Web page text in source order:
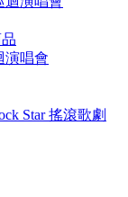
演唱會
Star 搖滾歌劇